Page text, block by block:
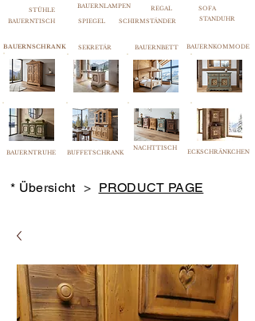
BAUERNTISCH SPIEGEL SCHIRMSTÄNDER
BAUERNSCHRANK SEKRETÄR
BAUERNTRUHE BUFFETSCHRANK
BAUERNBETT
NACHTTISCH
STANDUHR
BAUERNKOMMODE
ECKSCHRÄNKCHEN
* Übersicht > PRODUCT PAGE
BAUERNLAMPEN REGAL SOFA
STÜHLE